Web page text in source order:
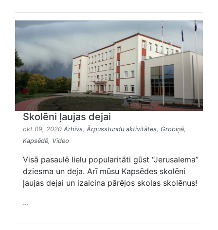
Skolēni ļaujas dejai
okt 09, 2020 Arhīvs, Ārpusstundu aktivitātes, Grobiņā,
Kapsēdē, Video
Visā pasaulē lielu popularitāti gūst “Jerusalema”
dziesma un deja. Arī mūsu Kapsēdes skolēni
ļaujas dejai un izaicina pārējos skolas skolēnus!
...